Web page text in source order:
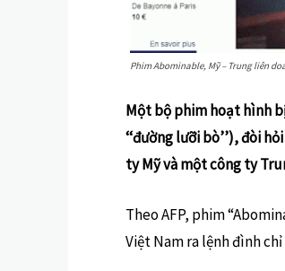
Phim Abominable, Mỹ – Trung liên
Một bộ phim hoạt hình
‘‘đường lưỡi bò’’), đòi
ty Mỹ và một công ty
Theo AFP, phim
Việt Nam ra lệnh đình